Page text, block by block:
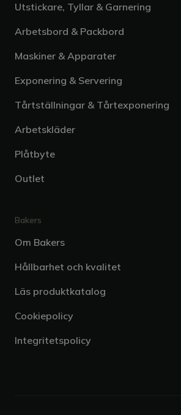
Utstickare, Tyllar & Garnering
Arbetsbord & Packbord
Maskiner & Apparater
Exponering & Servering
Tårtställningar & Tårtexponering
Arbetskläder
Plåtbyte
Outlet
Bakers
Om Bakers
Hållbarhet och kvalitet
Läs produktkatalog
Cookiepolicy
Integritetspolicy